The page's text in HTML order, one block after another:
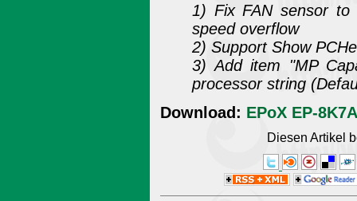
1) Fix FAN sensor to
speed overflow
2) Support Show
3) Add item "MP
processor string
Download: EPoX EP-
Diesen Artikel